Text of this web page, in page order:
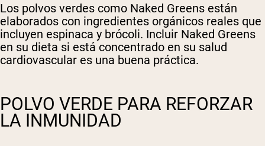
Los polvos verdes como Naked Greens están
elaborados con ingredientes orgánicos reales que
incluyen espinaca y brócoli. Incluir Naked Greens
en su dieta si está concentrado en su salud
cardiovascular es una buena práctica.
POLVO VERDE PARA REFORZAR
LA INMUNIDAD